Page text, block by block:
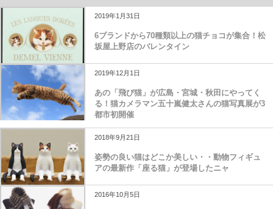
2019年1月31日
6ブランドから70種類以上の猫チョコが集合！松
坂屋上野店のバレンタイン
2019年12月1日
あの「飛び猫」が広島・宮城・秋田にやってく
る！猫カメラマン五十嵐健太さんの猫写真展が3
都市初開催
2018年9月21日
姿勢の良い猫はどこか美しい・・動物フィギュ
アの最新作「座る猫」が登場したニャ
2016年10月5日